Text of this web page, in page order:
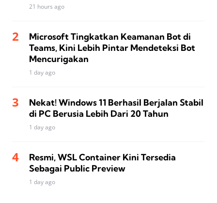
21 hours ago
Microsoft Tingkatkan Keamanan Bot di
Teams, Kini Lebih Pintar Mendeteksi Bot
Mencurigakan
1 day ago
Nekat! Windows 11 Berhasil Berjalan Stabil
di PC Berusia Lebih Dari 20 Tahun
1 day ago
Resmi, WSL Container Kini Tersedia
Sebagai Public Preview
1 day ago